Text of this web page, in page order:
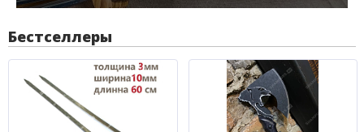
Бестселлеры